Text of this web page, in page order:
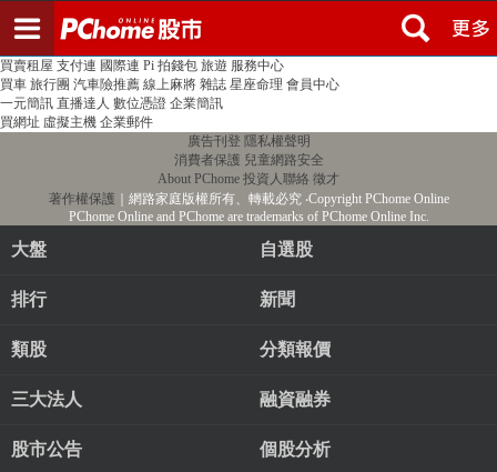
PChome首頁 線上購物 24h購物 書店
買賣租屋 支付連 國際連 Pi 拍錢包 旅遊 服務中心
買車 旅行團 汽車險推薦 線上麻將 雜誌 星座命理 會員中心
一元簡訊 直播達人 數位憑證 企業簡訊
買網址 虛擬主機 企業郵件
廣告刊登 隱私權聲明
消費者保護 兒童網路安全
About PChome 投資人聯絡 徵才
著作權保護 ｜網路家庭版權所有、轉載必究‧Copyright PChome Online
PChome Online and PChome are trademarks of PChome Online Inc.
大盤 自選股
排行 新聞
類股 分類報價
三大法人 融資融券
股市公告 個股分析